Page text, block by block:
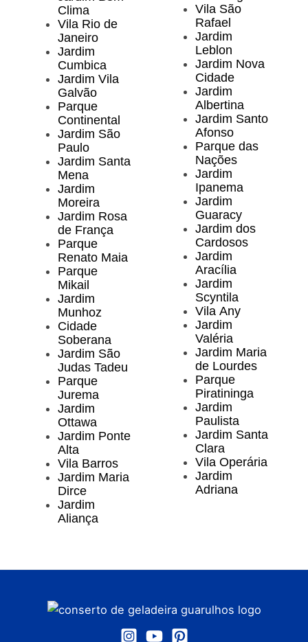
Clima
Vila Rio de
Janeiro
Jardim
Cumbica
Jardim Vila
Galvão
Parque
Continental
Jardim São
Paulo
Jardim Santa
Mena
Jardim
Moreira
Jardim Rosa
de França
Parque
Renato Maia
Parque
Mikail
Jardim
Munhoz
Cidade
Soberana
Jardim São
Judas Tadeu
Parque
Jurema
Jardim
Ottawa
Jardim Ponte
Alta
Vila Barros
Jardim Maria
Dirce
Jardim
Aliança
Vila São
Rafael
Jardim
Leblon
Jardim Nova
Cidade
Jardim
Albertina
Jardim Santo
Afonso
Parque das
Nações
Jardim
Ipanema
Jardim
Guaracy
Jardim dos
Cardosos
Jardim
Aracília
Jardim
Scyntila
Vila Any
Jardim
Valéria
Jardim Maria
de Lourdes
Parque
Piratininga
Jardim
Paulista
Jardim Santa
Clara
Vila Operária
Jardim
Adriana